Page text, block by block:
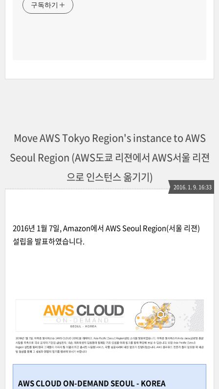
구독하기
Move AWS Tokyo Region's instance to AWS
Seoul Region (AWS도쿄 리젼에서 AWS서울 리젼
으로 인스턴스 옮기기)
2016. 1. 9. 16:33
2016년 1월 7일, Amazon에서 AWS Seoul Region(서울 리젼)
설립을 발표하였습니다.
AWS CLOUD ON-DEMAND SEOUL - KOREA